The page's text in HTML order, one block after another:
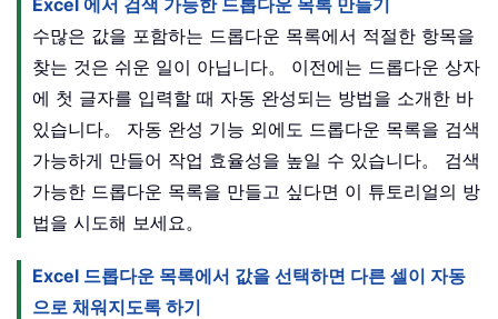
수많은 값을 포함하는 드롭다운 목록에서 적절한 항목을
찾는 것은 쉬운 일이 아닙니다。 이전에는 드롭다운 상자
에 첫 글자를 입력할 때 자동 완성되는 방법을 소개한 바
있습니다。 자동 완성 기능 외에도 드롭다운 목록을 검색
가능하게 만들어 작업 효율성을 높일 수 있습니다。 검색
가능한 드롭다운 목록을 만들고 싶다면 이 튜토리얼의 방
법을 시도해 보세요。
Excel 드롭다운 목록에서 값을 선택하면 다른 셀이 자동
으로 채워지도록 하기